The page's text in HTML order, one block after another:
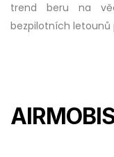
trend beru na
bezpilotních letounů